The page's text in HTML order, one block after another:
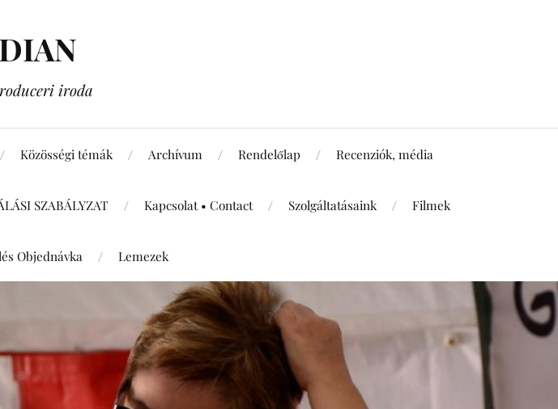
iroda
Közösségi témák Archívum Rendelőlap Recenziók, média
SZABÁLYZAT Kapcsolat • Contact Szolgáltatásaink Filmek
Objednávka Lemezek